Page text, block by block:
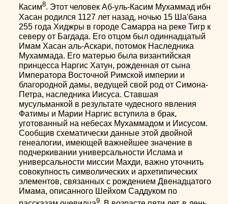
Касим8. Этот человек Аб-уль-Касим Мухаммад ибн
Хасан родился 1127 лет назад, ночью 15 Ша'бана
255 года Хиджры в городе Самарра на реке Тигр к
северу от Багдада. Его отцом был одиннадцатый
Имам Хасан аль-Аскари, потомок Наследника
Мухаммада. Его матерью была византийская
принцесса Наргис Хатун, рожденная от сына
Императора Восточной Римской империи и
благородной дамы, ведущей свой род от Симона-
Петра, наследника Иисуса. Ставшая
мусульманкой в результате чудесного явления
Фатимы и Марии Наргис вступила в брак,
уготованный на небесах Мухаммадом и Иисусом.
Сообщив схематически данные этой двойной
генеалогии, имеющей важнейшее значение в
подчеркивании универсальности Ислама и
универсальности миссии Махди, важно уточнить
совокупность символических и архетипических
элементов, связанных с рождением Двенадцатого
Имама, описанного Шейхом Саддуком по
9